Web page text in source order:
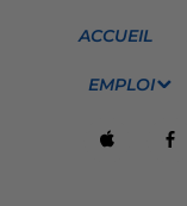
ACCUEIL
EMPLOI